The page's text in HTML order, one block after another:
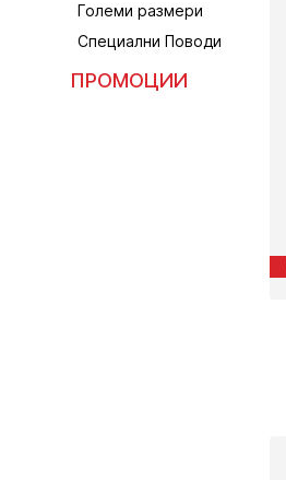
Големи размери
Специални Поводи
ПРОМОЦИИ